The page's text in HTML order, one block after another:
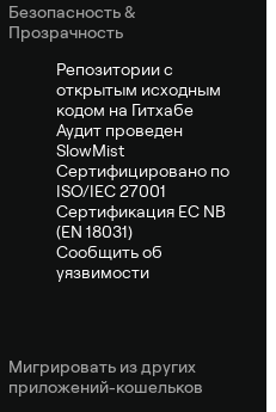
Безопасность &
Прозрачность
Репозитории с
открытым исходным
кодом на Гитхабе
Аудит проведен
SlowMist
Сертифицировано по
ISO/IEC 27001
Сертификация ЕС NB
(EN 18031)
Сообщить об
уязвимости
Мигрировать из других
приложений-кошельков